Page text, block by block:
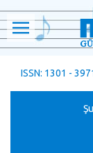
ISSN: 1301 -